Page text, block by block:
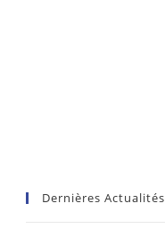
Dernières Actualités